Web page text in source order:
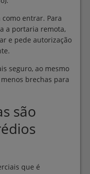
entrar. Para
a portaria remota,
e pede autorização
seguro, ao mesmo
brechas para
são
que é